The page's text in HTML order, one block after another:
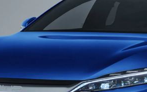
cảm hứng từ vuốt rồng